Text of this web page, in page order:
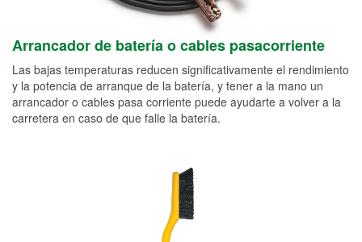
Arrancador de batería o cables pasacorriente
Las bajas temperaturas reducen significativamente el rendimiento
y la potencia de arranque de la batería, y tener a la mano un
arrancador o cables pasa corriente puede ayudarte a volver a la
carretera en caso de que falle la batería.